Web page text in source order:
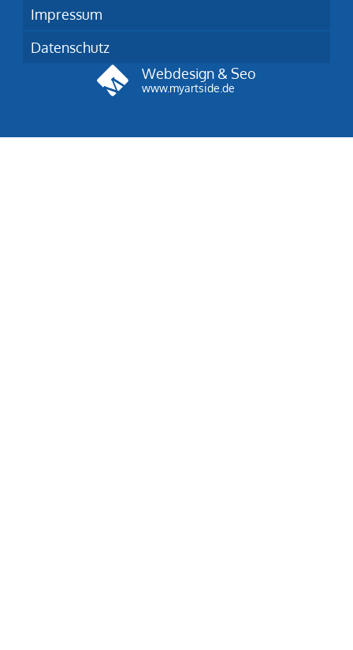
Impressum
Datenschutz
Webdesign & Seo
www.myartside.de